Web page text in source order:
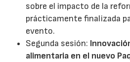
sobre el impacto de la
prácticamente finalizada
evento.
Segunda sesión:
alimentaria en el nuevo